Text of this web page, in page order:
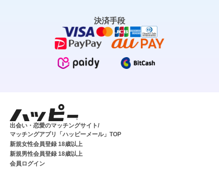
決済手段
出会い・恋愛のマッチングサイト/
マッチングアプリ「ハッピーメール」TOP
新規女性会員登録 18歳以上
新規男性会員登録 18歳以上
会員ログイン